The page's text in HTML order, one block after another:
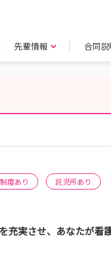
先輩情報 合同
度あり 託児所あり
充実させ、あなたが看